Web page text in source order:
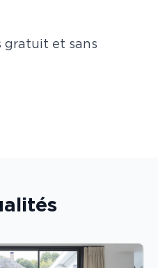
gratuit et sans